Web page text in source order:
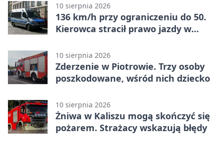
10 sierpnia 2026
136 km/h przy ograniczeniu do 50.
Kierowca stracił prawo jazdy w
10 sierpnia 2026
Zderzenie w Piotrowie. Trzy osoby
poszkodowane, wśród nich dziecko
10 sierpnia 2026
Żniwa w Kaliszu mogą skończyć się
pożarem. Strażacy wskazują błędy